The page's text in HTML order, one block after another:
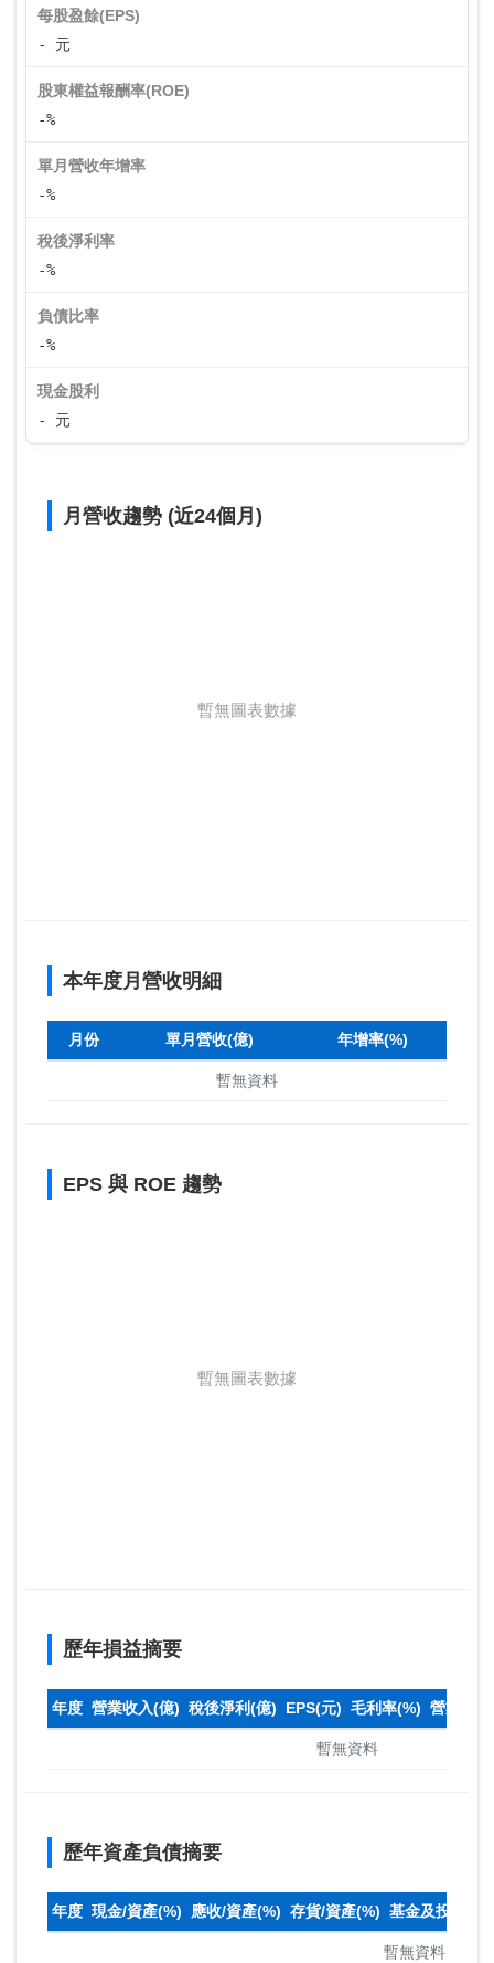
每股盈餘(EPS)
- 元
股東權益報酬率(ROE)
-%
單月營收年增率
-%
稅後淨利率
-%
負債比率
-%
現金股利
- 元
月營收趨勢 (近24個月)
暫無圖表數據
本年度月營收明細
月份 單月營收(億) 年增率(%)
暫無資料
EPS 與 ROE 趨勢
暫無圖表數據
歷年損益摘要
年度 營業收入(億) 稅後淨利(億) EPS(元) 毛利率(%) 營業利
暫無資料
歷年資產負債摘要
年度 現金/資產(%) 應收/資產(%) 存貨/資產(%) 基金及投資(%)
暫無資料